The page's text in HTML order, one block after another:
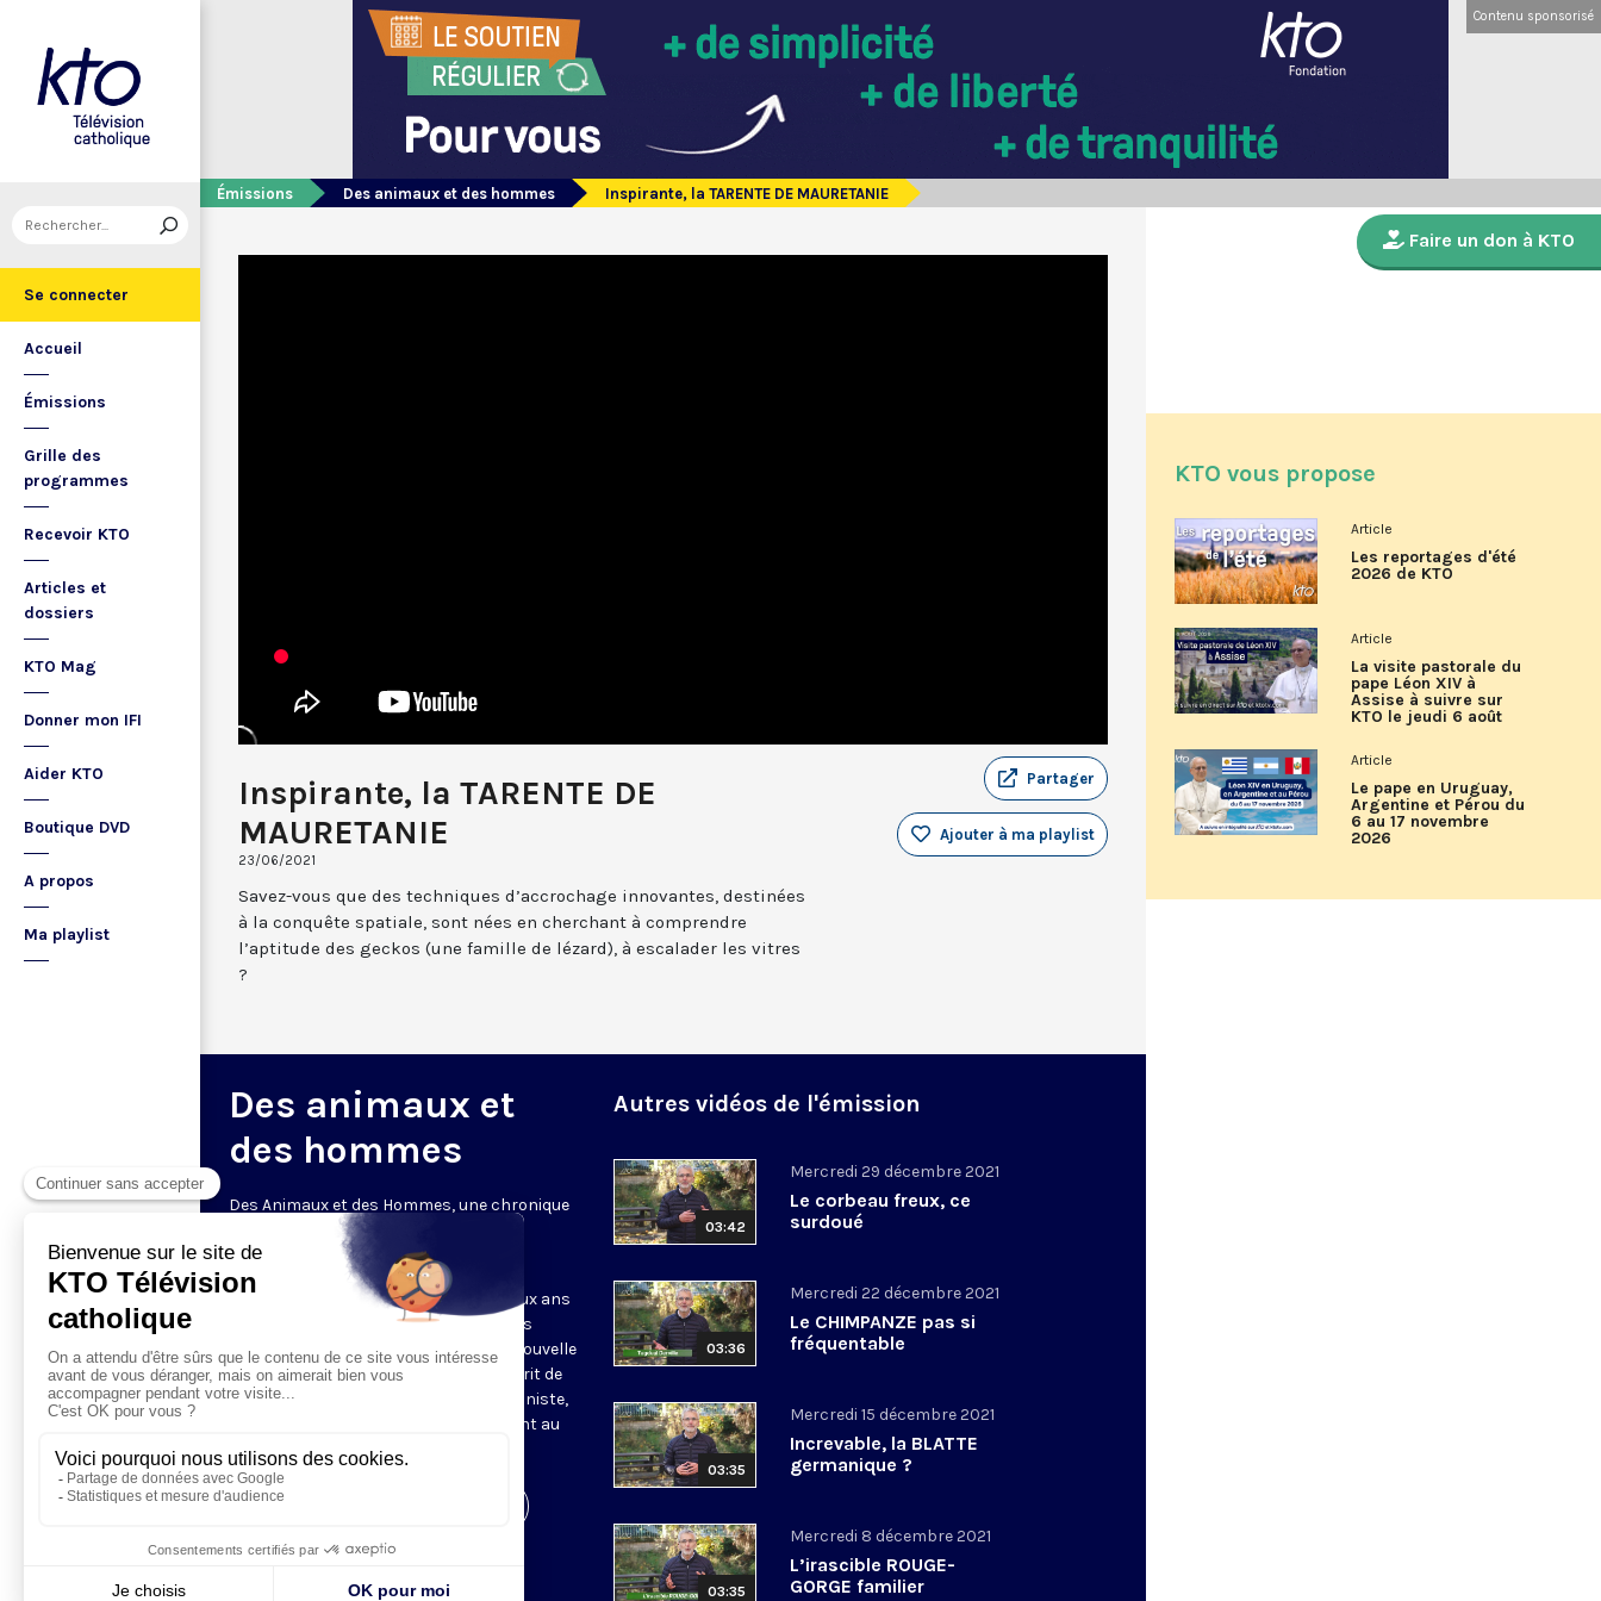
Se connecter
Accueil
Émissions
Grille des
programmes
Recevoir KTO
Articles et
dossiers
KTO Mag
Donner mon IFI
Aider KTO
Boutique DVD
A propos
Ma playlist
Contenu sponsorisé
Émissions Des animaux et des hommes Inspirante, la TARENTE DE MAURETANIE
Inspirante, la TARENTE DE
MAURETANIE
23/06/2021
Partager
Ajouter à ma playlist
Savez-vous que des techniques d’accrochage innovantes, destinées
à la conquête spatiale, sont nées en cherchant à comprendre
l’aptitude des geckos (une famille de lézard), à escalader les vitres
?
Des animaux et
des hommes
Des Animaux et des Hommes, une chronique
animalière et spirituelle
Le mercredi • 20h30 • 3 min
Tugdual Derville, a stimulé pendant deux ans
nos réflexes chrétiens et citoyens dans
Écologie humaine. Il revient avec une nouvelle
chronique sur les animaux. Dans l’esprit de
Laudato si’, il propose un regard humaniste,
spirituel et original sur un sujet souvent au
coeur de nos préoccupations.
Visiter la page de l'émission
Autres vidéos de l'émission
03:42
Mercredi 29 décembre 2021
Le corbeau freux, ce
surdoué
03:36
Mercredi 22 décembre 2021
Le CHIMPANZE pas si
fréquentable
03:35
Mercredi 15 décembre 2021
Increvable, la BLATTE
germanique ?
03:35
Mercredi 8 décembre 2021
L’irascible ROUGE-
GORGE familier
Faire un don à KTO
KTO vous propose
Article
Les reportages d'été
2026 de KTO
Article
La visite pastorale du
pape Léon XIV à
Assise à suivre sur
KTO le jeudi 6 août
Article
Le pape en Uruguay,
Argentine et Pérou du
6 au 17 novembre
2026